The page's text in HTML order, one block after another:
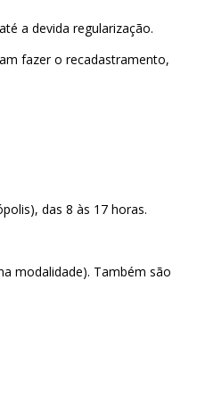
a devida regularização.
fazer o recadastramento,
das 8 às 17 horas.
modalidade). Também são